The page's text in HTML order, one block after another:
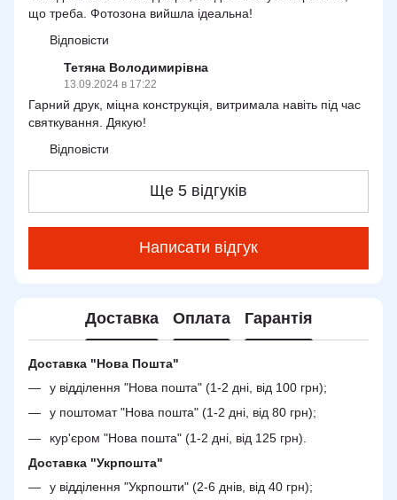
що треба. Фотозона вийшла ідеальна!
Відповісти
Тетяна Володимирівна
13.09.2024 в 17:22
Гарний друк, міцна конструкція, витримала навіть під час
святкування. Дякую!
Відповісти
Ще 5 відгуків
Написати відгук
Доставка Оплата Гарантія
Доставка "Нова Пошта"
у відділення "Нова пошта" (1-2 дні, від 100 грн);
у поштомат "Нова пошта" (1-2 дні, від 80 грн);
кур'єром "Нова пошта" (1-2 дні, від 125 грн).
Доставка "Укрпошта"
у відділення "Укрпошти" (2-6 днів, від 40 грн);